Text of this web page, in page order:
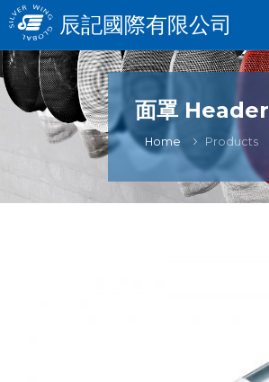
辰記國際有限公司
面罩 Header
Home Products